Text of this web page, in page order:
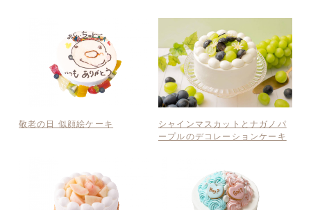
敬老の日 似顔絵ケーキ
シャインマスカットとナガノパ
ープルのデコレーションケーキ